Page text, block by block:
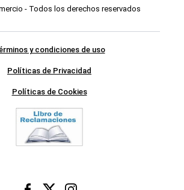
- Todos los derechos reservados
y condiciones de uso
Políticas de Privacidad
Políticas de Cookies